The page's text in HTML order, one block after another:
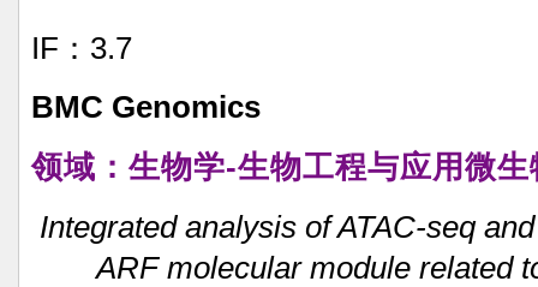
IF：3.7
BMC Genomics
领域：生物学-生物工程与应用微生
Integratedanalysis ofATAC-seqand
ARFmolecularmodulerelated